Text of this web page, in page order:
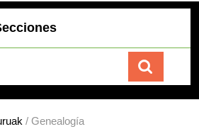
Carrito
/ Genealogía